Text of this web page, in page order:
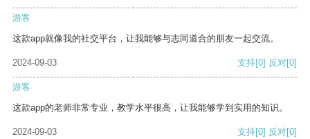
游客
这款app就像我的社交平台，让我能够与志同道合的朋友一起交流。
2024-09-03 支持[0] 反对[0]
游客
这款app的老师非常专业，教学水平很高，让我能够学到实用的知识。
2024-09-03 支持[0] 反对[0]